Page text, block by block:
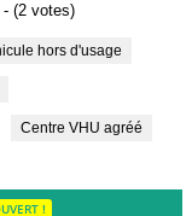
(2 votes)
hors d'usage
Centre VHU agréé
!